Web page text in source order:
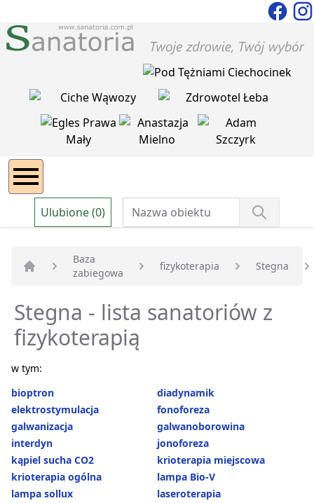
Ulubione (0)
Strona główna
Baza
zabiegowa
fizykoterapia Stegna
Stegna - lista sanatoriów z
fizykoterapią
w tym:
bioptron
diadynamik
elektrostymulacja
fonoforeza
galwanizacja
galwanoborowina
interdyn
jonoforeza
kąpiel sucha CO2
krioterapia miejscowa
krioterapia ogólna
lampa Bio-V
lampa sollux
laseroterapia